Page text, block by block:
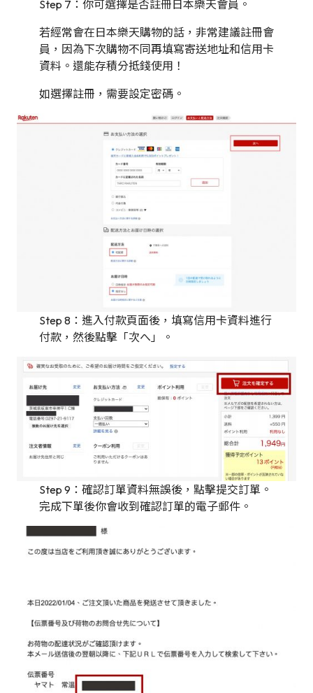
Step 7：你可選擇是否註冊日本樂天會員。
若經常會在日本樂天購物的話，非常建議註冊會
員，因為下次購物不同再填寫寄送地址和信用卡
資料。還能存積分抵錢使用！
如選擇註冊，需要設定密碼。
Step 8：進入付款頁面後，填寫信用卡資料進行
付款，然後點擊「次へ」。
Step 9：確認訂單資料無誤後，點擊提交訂單。
完成下單後你會收到確認訂單的電子郵件。